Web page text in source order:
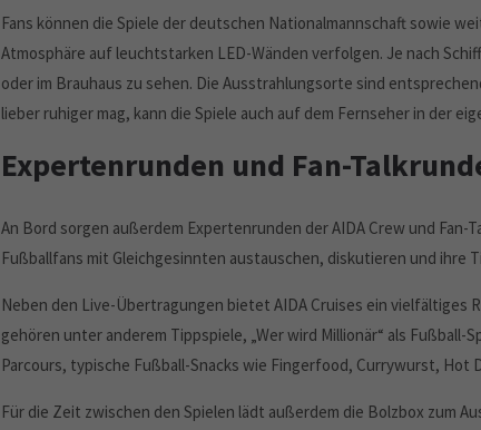
Fans können die Spiele der deutschen Nationalmannschaft sowie
Atmosphäre auf leuchtstarken LED-Wänden verfolgen. Je nach
oder im Brauhaus zu sehen. Die Ausstrahlungsorte sind
lieber ruhiger mag, kann die Spiele auch auf dem Fernseher in der
Expertenrunden und Fan-
An Bord sorgen außerdem Expertenrunden der AIDA Crew und
Fußballfans mit Gleichgesinnten austauschen, diskutieren und ihre
Neben den Live-Übertragungen bietet AIDA Cruises ein vielfältiges
gehören unter anderem Tippspiele, „Wer wird Millionär“ als
Parcours, typische Fußball-Snacks wie Fingerfood, Currywurst, Hot
Für die Zeit zwischen den Spielen lädt außerdem die Bolzbox zum